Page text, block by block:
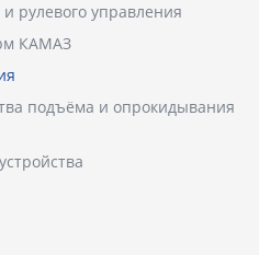
рулевого управления
КАМАЗ
подъёма и опрокидывания